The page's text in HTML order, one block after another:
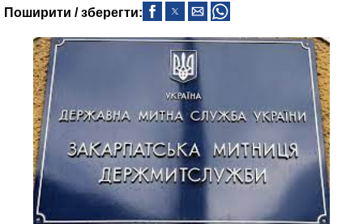
Поширити / зберегти: